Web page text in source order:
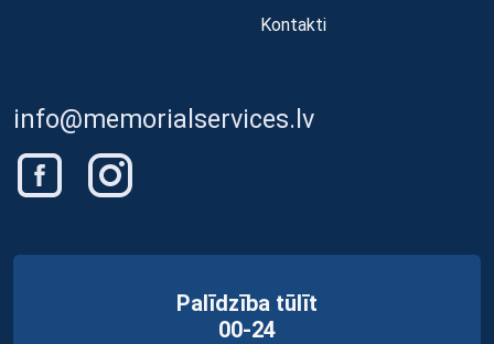
Kontakti
info@memorialservices.lv
Palīdzība tūlīt
00-24